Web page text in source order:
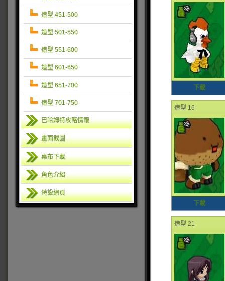
造型 451-500
造型 501-550
造型 551-600
造型 601-650
造型 651-700
造型 701-750
巴哈姆特攻略情報
畫面截圖
桌布下載
角色介紹
特設網頁
下載
造型 16
下載
造型 21